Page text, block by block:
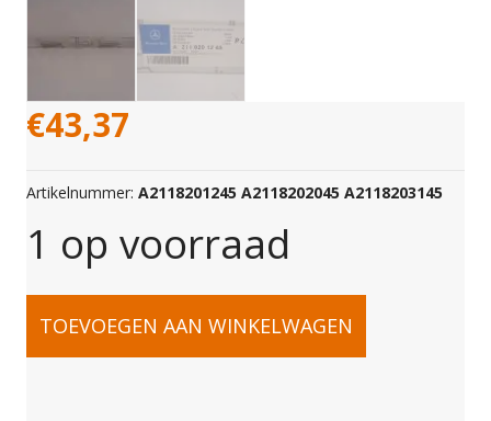
€43,37
Artikelnummer: A2118201245 A2118202045 A2118203145
1 op voorraad
A2118201245
TOEVOEGEN AAN WINKELWAGEN